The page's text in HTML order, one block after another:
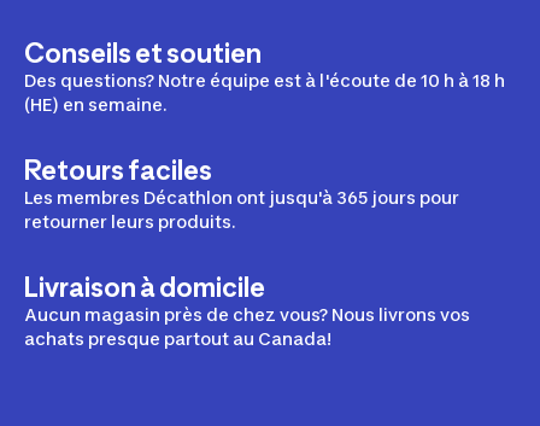
Conseils et soutien
Des questions? Notre équipe est à l'écoute de 10 h à 18 h
(HE) en semaine.
Retours faciles
Les membres Décathlon ont jusqu'à 365 jours pour
retourner leurs produits.
Livraison à domicile
Aucun magasin près de chez vous? Nous livrons vos
achats presque partout au Canada!